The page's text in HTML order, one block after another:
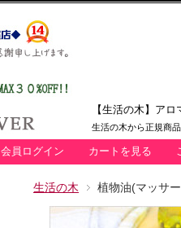
【生活の木】ア
生活の木から正規商
会員ログイン カートを見る
生活の木 植物油(マッサ